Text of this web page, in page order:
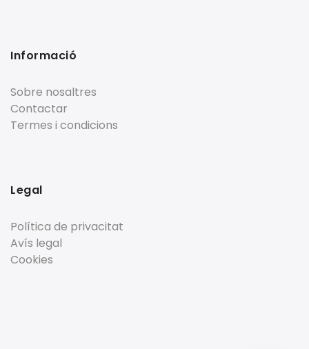
Informació
Sobre nosaltres
Contactar
Termes i condicions
Legal
Política de privacitat
Avís legal
Cookies